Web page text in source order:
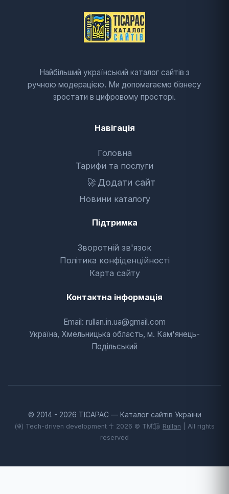
Найбільший український каталог сайтів з
ручною модерацією. Ми допомагаємо бізнесу
зростати в цифровому просторі.
Навігація
Головна
Тарифи та послуги
🚀Додати сайт
Новини каталогу
Підтримка
Зворотній зв'язок
Політика конфіденційності
Карта сайту
Контактна інформація
Email: rullan.in.ua@gmail.com
Україна, Хмельницька область, м. Кам'янець-
Подільський
© 2014 - 2026 TICAPAC — Каталог сайтів України
(☬) Tech-driven development ☥ 2026 © TM͡๏̯͡๏ Rullan | All rights
reserved